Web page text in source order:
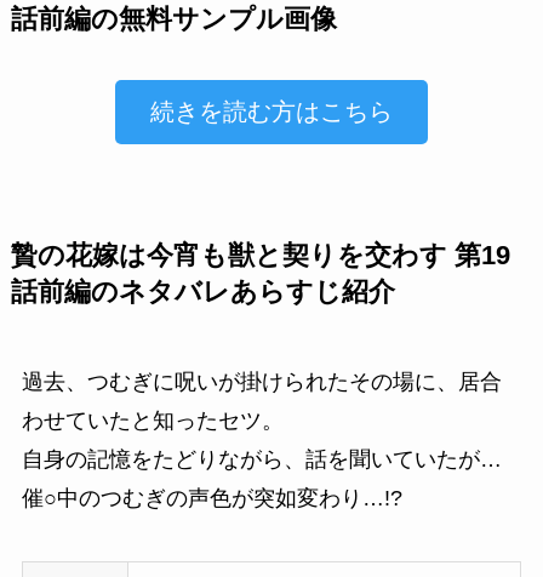
話前編の無料サンプル画像
続きを読む方はこちら
贄の花嫁は今宵も獣と契りを交わす 第19
話前編のネタバレあらすじ紹介
過去、つむぎに呪いが掛けられたその場に、居合
わせていたと知ったセツ。
自身の記憶をたどりながら、話を聞いていたが…
催○中のつむぎの声色が突如変わり…!?